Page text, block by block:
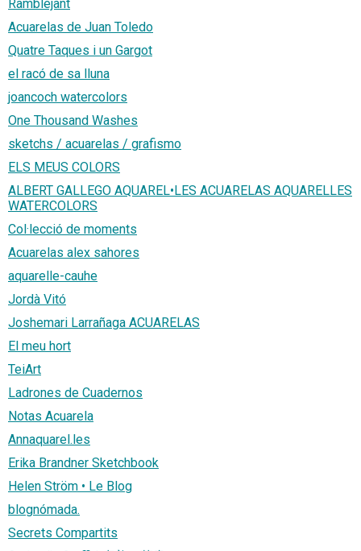
Ramblejant
Acuarelas de Juan Toledo
Quatre Taques i un Gargot
el racó de sa lluna
joancoch watercolors
One Thousand Washes
sketchs / acuarelas / grafismo
ELS MEUS COLORS
ALBERT GALLEGO AQUAREL•LES ACUARELAS AQUARELLES
WATERCOLORS
Col·lecció de moments
Acuarelas alex sahores
aquarelle-cauhe
Jordà Vitó
Joshemari Larrañaga ACUARELAS
El meu hort
TeiArt
Ladrones de Cuadernos
Notas Acuarela
Annaquarel.les
Erika Brandner Sketchbook
Helen Ström • Le Blog
blognómada.
Secrets Compartits